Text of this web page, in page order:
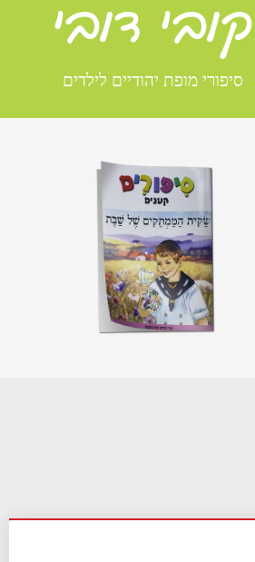
קובי דובי
סיפורי מופת יהודיים לילדים
סיפורים קטנים
לחץ כאן